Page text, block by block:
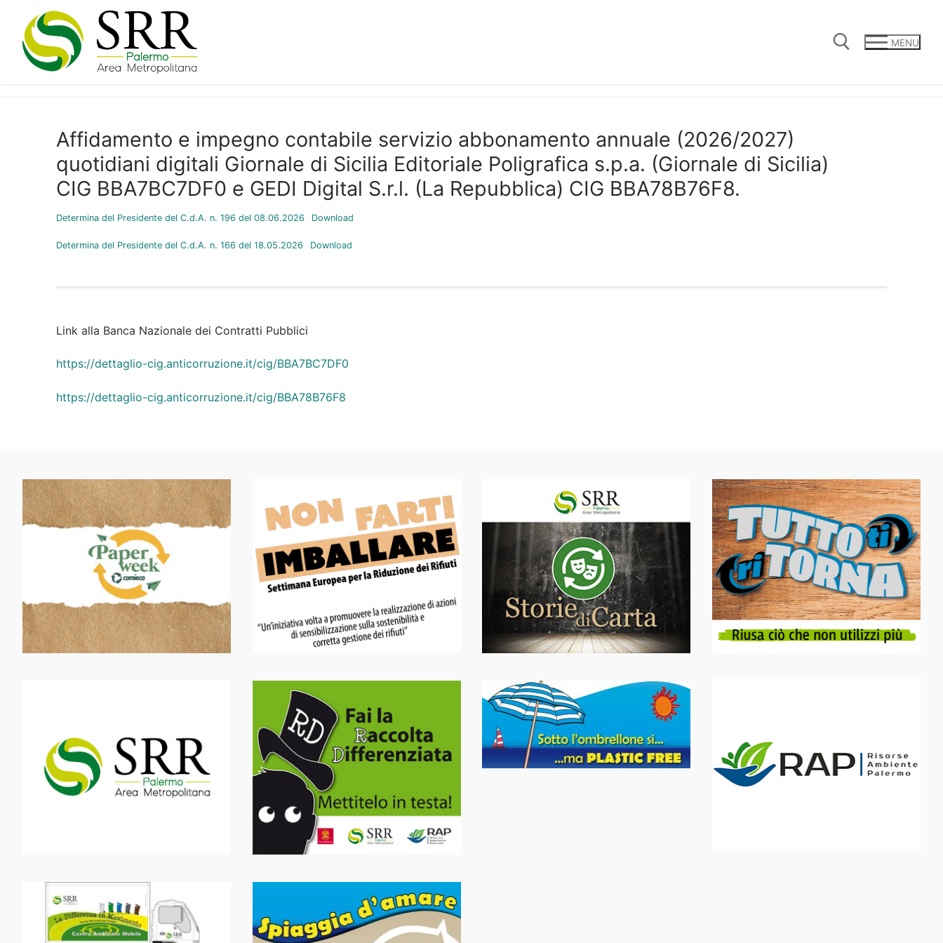
contenuto
MENU
Affidamento e impegno contabile servizio abbonamento annuale (2026/2027)
quotidiani digitali Giornale di Sicilia Editoriale Poligrafica s.p.a. (Giornale di Sicilia)
CIG BBA7BC7DF0 e GEDI Digital S.r.l. (La Repubblica) CIG BBA78B76F8.
Determina del Presidente del C.d.A. n. 196 del 08.06.2026 Download
Determina del Presidente del C.d.A. n. 166 del 18.05.2026 Download
Link alla Banca Nazionale dei Contratti Pubblici
https://dettaglio-cig.anticorruzione.it/cig/BBA7BC7DF0
https://dettaglio-cig.anticorruzione.it/cig/BBA78B76F8